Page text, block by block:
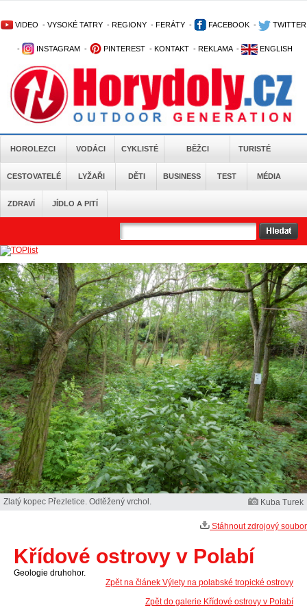
VIDEO - VYSOKÉ TATRY - REGIONY - FERÁTY - FACEBOOK - TWITTER
- INSTAGRAM - PINTEREST - KONTAKT - REKLAMA - ENGLISH
HOROLEZCI VODÁCI CYKLISTÉ BĚŽCI TURISTÉ
CESTOVATELÉ LYŽAŘI DĚTI BUSINESS TEST MÉDIA
ZDRAVÍ JÍDLO A PITÍ
Zlatý kopec Přezletice. Odtěžený vrchol. Kuba Turek
Stáhnout zdrojový soubor
Křídové ostrovy v Polabí
Geologie druhohor.
Zpět na článek Výlety na polabské tropické ostrovy
Zpět do galerie Křídové ostrovy v Polabí